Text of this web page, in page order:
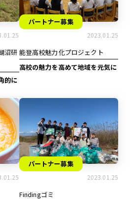
沼研
的に
パートナー募集
2023.01.25
能登高校魅力化プロジェクト
高校の魅力を高めて地域を元気に
パートナー募集
2023.01.25
Findingゴミ